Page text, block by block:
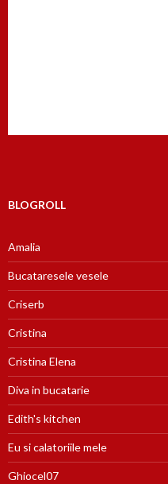
BLOGROLL
Amalia
Bucataresele vesele
Criserb
Cristina
Cristina Elena
Diva in bucatarie
Edith's kitchen
Eu si calatoriile mele
Ghiocel07